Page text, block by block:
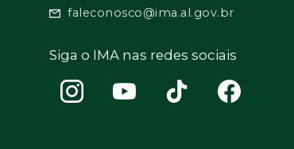
faleconosco@ima.al.gov.br
Siga o IMA nas redes sociais